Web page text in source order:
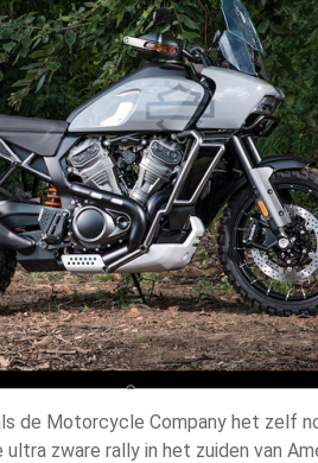
de Motorcycle Company het zelf
ultra zware rally in het zuiden van